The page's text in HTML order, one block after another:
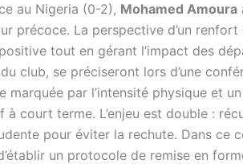
au Nigeria (0-2), Mohamed Amoura
précoce. La perspective d’un
tout en gérant l’impact des
club, se préciseront lors d’une
par l’intensité physique et
à court terme. L’enjeu est double :
pour éviter la rechute. Dans
un protocole de remise en